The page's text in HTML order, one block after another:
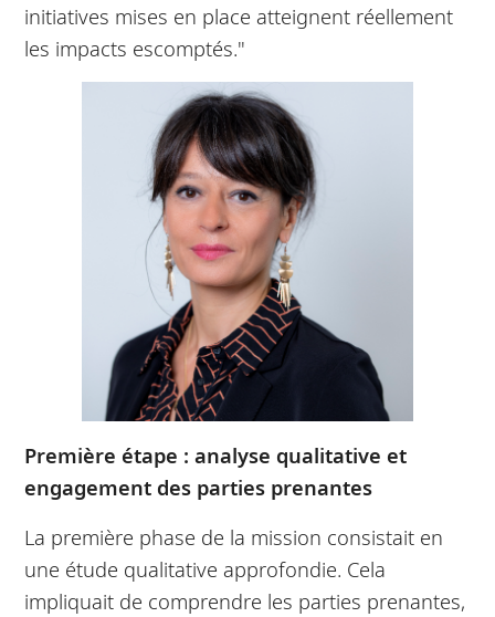
initiatives mises en place atteignent réellement
les impacts escomptés."
Première étape : analyse qualitative et
engagement des parties prenantes
La première phase de la mission consistait en
une étude qualitative approfondie. Cela
impliquait de comprendre les parties prenantes,